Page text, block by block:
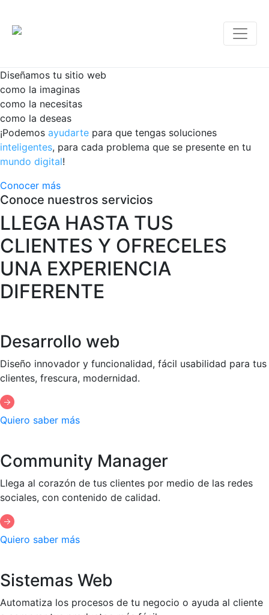
Diseñamos tu sitio web
como la imaginas
como la necesitas
como la deseas
¡Podemos ayudarte para que tengas soluciones
inteligentes, para cada problema que se presente en tu
mundo digital!
Conocer más
Conoce nuestros servicios
LLEGA HASTA TUS
CLIENTES Y OFRECELES
UNA EXPERIENCIA
DIFERENTE
Desarrollo web
Diseño innovador y funcionalidad, fácil usabilidad para tus
clientes, frescura, modernidad.
Quiero saber más
Community Manager
Llega al corazón de tus clientes por medio de las redes
sociales, con contenido de calidad.
Quiero saber más
Sistemas Web
Automatiza los procesos de tu negocio o ayuda al cliente